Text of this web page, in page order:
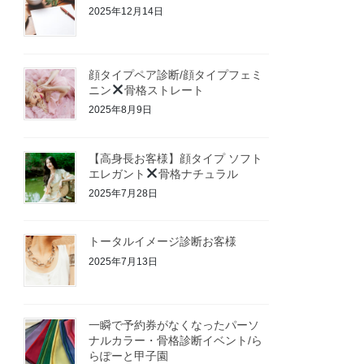
2025年12月14日
顔タイプペア診断/顔タイプフェミ
ニン
骨格ストレート
2025年8月9日
【高身長お客様】顔タイプ ソフト
エレガント
骨格ナチュラル
2025年7月28日
トータルイメージ診断お客様
2025年7月13日
一瞬で予約券がなくなったパーソ
ナルカラー・骨格診断イベント/ら
らぽーと甲子園